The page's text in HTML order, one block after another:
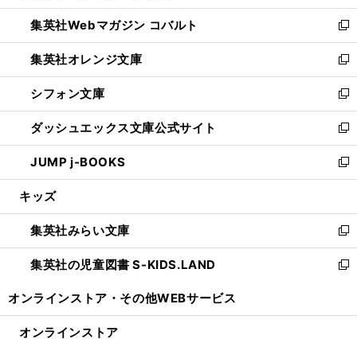
開
く
ウ
で
開
く
ン
ド
ウ
で
開
く
ウ
ィ
ン
ド
ウ
で
開
く
集英社Webマガジン コバルト
新
し
い
ウ
ィ
ン
ド
ウ
で
開
集英社オレンジ文庫
新
し
い
ウ
ィ
ン
ド
ウ
開
く
シフォン文庫
新
し
い
ウ
ィ
ン
ウ
で
開
く
ダッシュエックス文庫公式サイト
新
し
い
ウ
ン
ド
ウ
で
JUMP j-BOOKS
新
し
ウ
ィ
ン
ド
開
キッズ
集英社みらい文庫
新
し
い
ン
集英社の児童図書 S-KIDS.LAND
新
ウ
オンラインストア・ その他WEBサービス
オンラインストア